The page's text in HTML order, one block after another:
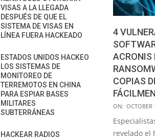
4
ACRONIS
COPIAS
2020-
10-
14
ON: OCTOBER
revelado el
VISAS A LA LLEGADA
DESPUÉS DE QUE EL
SISTEMA DE VISAS EN
LÍNEA FUERA HACKEADO
ESTADOS UNIDOS HACKEO
LOS SISTEMAS DE
MONITOREO DE
TERREMOTOS EN CHINA
PARA ESPIAR BASES
MILITARES
SUBTERRÁNEAS
HACKEAR RADIOS